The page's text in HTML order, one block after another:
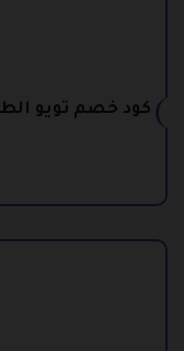
كود خصم تويو